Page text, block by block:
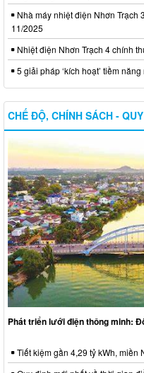
Nhà máy nhiệt điện Nhơn Trạch
11/2025
Nhiệt điện Nhơn Trạch 4 chính
5 giải pháp ‘kích hoạt’ tiềm
CHẾ ĐỘ, CHÍNH SÁCH -
Phát triển lưới điện thông minh:
Tiết kiệm gần 4,29 tỷ kWh, miền